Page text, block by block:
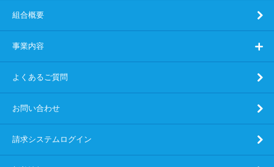
組合概要
事業内容
よくあるご質問
お問い合わせ
請求システムログイン